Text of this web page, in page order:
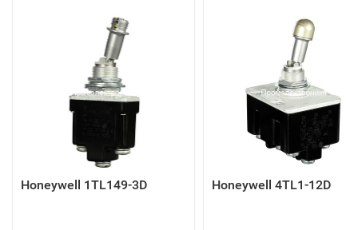
Honeywell 1TL149-3D Honeywell 4TL1-12D